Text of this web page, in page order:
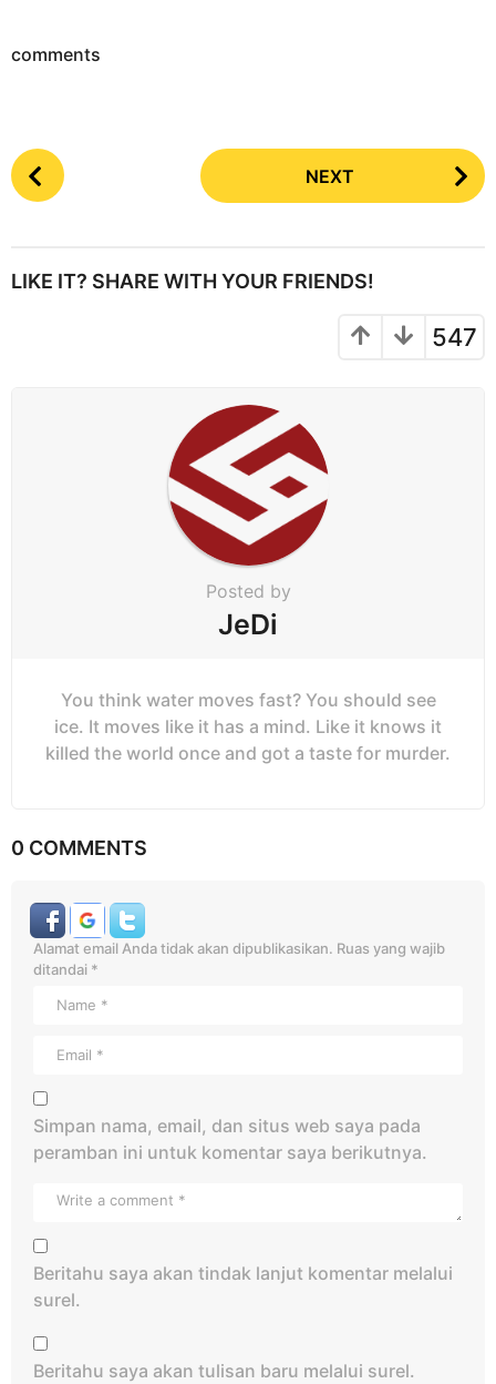
comments
P
o
P
NEXT
LIKE IT? SHARE WITH YOUR FRIENDS!
547
Posted by
JeDi
You think water moves fast? You should see
ice. It moves like it has a mind. Like it knows it
killed the world once and got a taste for murder.
0 COMMENTS
Alamat email Anda tidak akan dipublikasikan. Ruas yang wajib
ditandai *
Simpan nama, email, dan situs web saya pada
peramban ini untuk komentar saya berikutnya.
Beritahu saya akan tindak lanjut komentar melalui
surel.
Beritahu saya akan tulisan baru melalui surel.